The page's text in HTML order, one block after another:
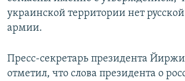
украинской территории нет
армии.
Пресс-секретарь президента
отметил, что слова президента о